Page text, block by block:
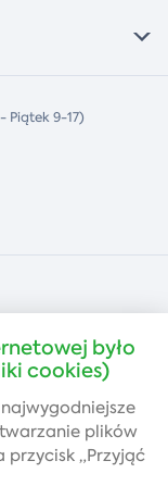
Piątek 9-17)
kartą
było
cookies)
plików
przycisk „Przyjąć